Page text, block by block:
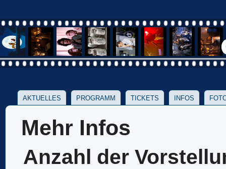
AKTUELLES PROGRAMM TICKETS INFOS
Mehr Infos
Anzahl der